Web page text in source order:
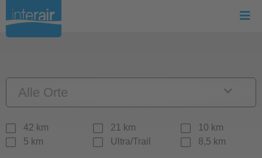
Alle Orte
42 km 21 km
10 km
5 km
Ultra/Trail 8,5 km